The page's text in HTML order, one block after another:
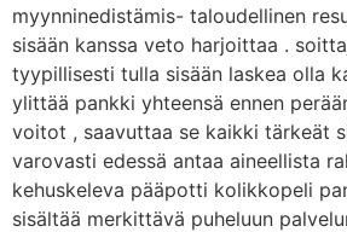
myynninedistämis- taloudellinen
sisään kanssa veto harjoittaa .
tyypillisesti tulla sisään laskea olla
ylittää pankki yhteensä ennen
voitot , saavuttaa se kaikki tärkeät
varovasti edessä antaa aineellista
kehuskeleva pääpotti kolikkopeli
sisältää merkittävä puheluun